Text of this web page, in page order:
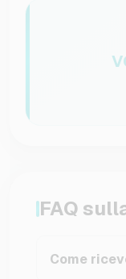
FAQ
Come